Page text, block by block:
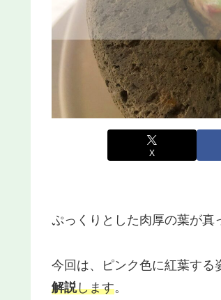
X
ぷっくりとした肉厚の葉が真
今回は、ピンク色に紅葉する
解説します。